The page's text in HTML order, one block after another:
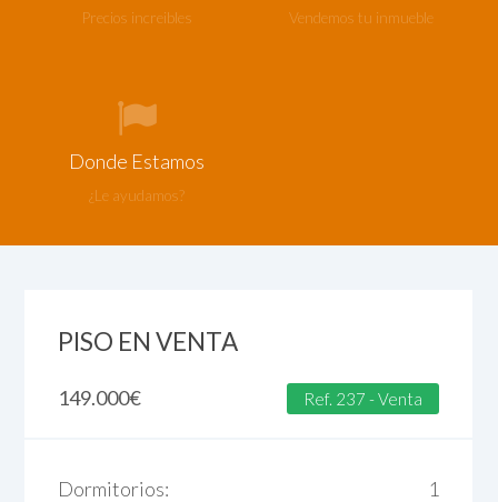
Precios increibles Vendemos tu inmueble
Donde Estamos
¿Le ayudamos?
PISO EN VENTA
149.000€ Ref. 237 - Venta
Dormitorios:
1